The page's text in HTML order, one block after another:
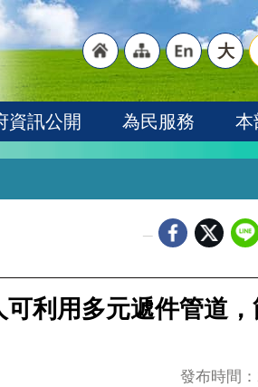
首頁
"網
站導
"英
文語
大
資訊公開 為民服務 本
利用多元遞件管道
發布時間